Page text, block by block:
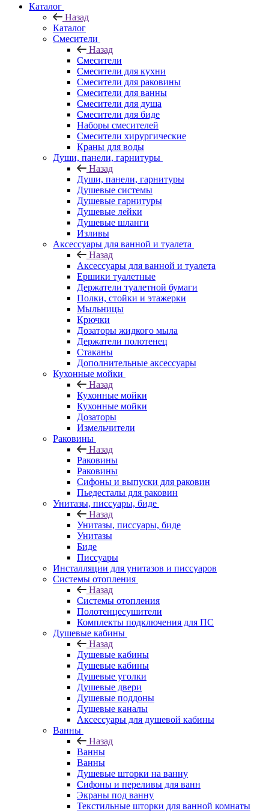
Каталог
Назад
Каталог
Смесители
Назад
Смесители
Смесители для кухни
Смесители для раковины
Смесители для ванны
Смесители для душа
Смесители для биде
Наборы смесителей
Смесители хирургические
Краны для воды
Души, панели, гарнитуры
Назад
Души, панели, гарнитуры
Душевые системы
Душевые гарнитуры
Душевые лейки
Душевые шланги
Изливы
Аксессуары для ванной и туалета
Назад
Аксессуары для ванной и туалета
Ершики туалетные
Держатели туалетной бумаги
Полки, стойки и этажерки
Мыльницы
Крючки
Дозаторы жидкого мыла
Держатели полотенец
Стаканы
Дополнительные аксессуары
Кухонные мойки
Назад
Кухонные мойки
Кухонные мойки
Дозаторы
Измельчители
Раковины
Назад
Раковины
Раковины
Сифоны и выпуски для раковин
Пьедесталы для раковин
Унитазы, писсуары, биде
Назад
Унитазы, писсуары, биде
Унитазы
Биде
Писсуары
Инсталляции для унитазов и писсуаров
Системы отопления
Назад
Системы отопления
Полотенцесушители
Комплекты подключения для ПС
Душевые кабины
Назад
Душевые кабины
Душевые кабины
Душевые уголки
Душевые двери
Душевые поддоны
Душевые каналы
Аксессуары для душевой кабины
Ванны
Назад
Ванны
Ванны
Душевые шторки на ванну
Сифоны и переливы для ванн
Экраны под ванну
Текстильные шторки для ванной комнаты